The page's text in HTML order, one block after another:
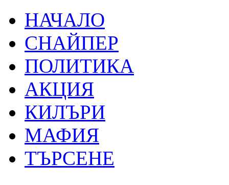
НАЧАЛО
СНАЙПЕР
ПОЛИТИКА
АКЦИЯ
КИЛЪРИ
МАФИЯ
ТЪРСЕНЕ